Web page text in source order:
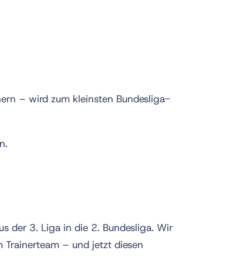
– wird zum kleinsten Bundesliga-
der 3. Liga in die 2. Bundesliga. Wir
– und jetzt diesen